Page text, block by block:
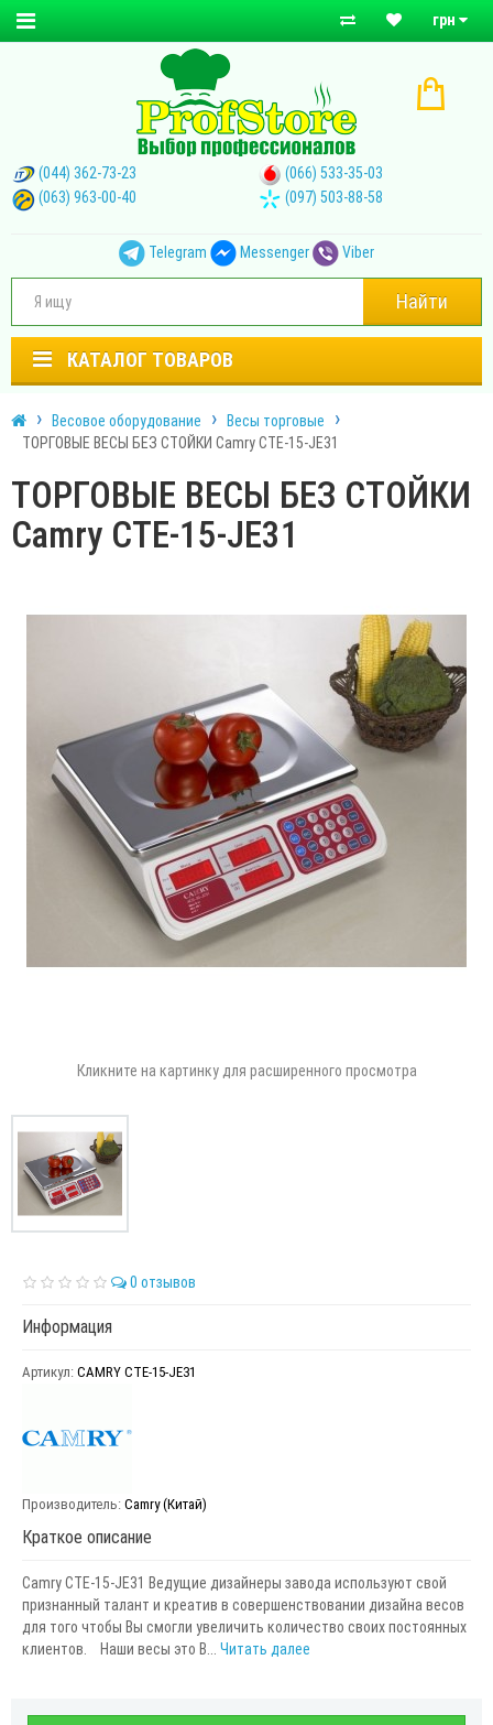
грн
(044) 362-73-23
(066) 533-35-03
(063) 963-00-40
(097) 503-88-58
Telegram Messenger Viber
Найти
КАТАЛОГ ТОВАРОВ
Весовое оборудование
Весы торговые
ТОРГОВЫЕ ВЕСЫ БЕЗ СТОЙКИ Camry CTE-15-JЕ31
ТОРГОВЫЕ ВЕСЫ БЕЗ СТОЙКИ
Camry CTE-15-JЕ31
Кликните на картинку для расширенного просмотра
0 отзывов
Информация
Артикул: CAMRY CTE-15-JЕ31
Производитель: Camry (Китай)
Краткое описание
Camry CTE-15-JЕ31 Ведущие дизайнеры завода используют свой
признанный талант и креатив в совершенствовании дизайна весов
для того чтобы Вы смогли увеличить количество своих постоянных
клиентов. Наши весы это В... Читать далее